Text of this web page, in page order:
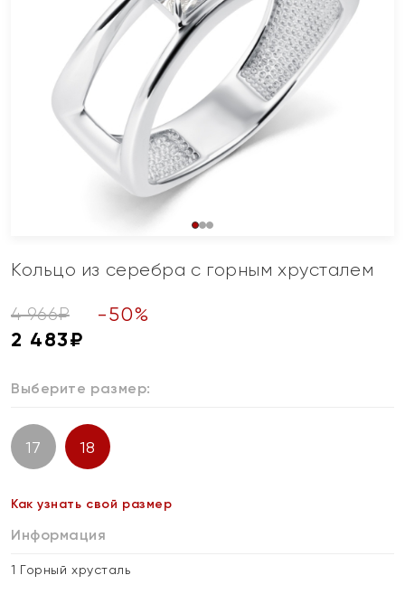
Кольцо из серебра с горным хрусталем
4 966₽ -50%
2 483₽
Выберите размер:
17 18
Как узнать свой размер
Информация
1 Горный хрусталь